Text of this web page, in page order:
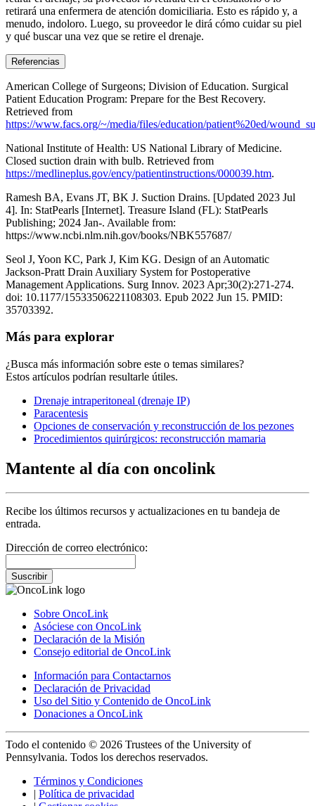
retirará una enfermera de atención domiciliaria. Esto es rápido y, a
menudo, indoloro. Luego, su proveedor le dirá cómo cuidar su piel
y qué buscar una vez que se retire el drenaje.
Referencias
American College of Surgeons; Division of Education. Surgical
Patient Education Program: Prepare for the Best Recovery.
Retrieved from
https://www.facs.org/~/media/files/education/patient%20ed/
National Institute of Health: US National Library of Medicine.
Closed suction drain with bulb. Retrieved from
https://medlineplus.gov/ency/patientinstructions/000039.htm.
Ramesh BA, Evans JT, BK J. Suction Drains. [Updated 2023 Jul
4]. In: StatPearls [Internet]. Treasure Island (FL): StatPearls
Publishing; 2024 Jan-. Available from:
https://www.ncbi.nlm.nih.gov/books/NBK557687/
Seol J, Yoon KC, Park J, Kim KG. Design of an Automatic
Jackson-Pratt Drain Auxiliary System for Postoperative
Management Applications. Surg Innov. 2023 Apr;30(2):271-274.
doi: 10.1177/15533506221108303. Epub 2022 Jun 15. PMID:
35703392.
Más para explorar
¿Busca más información sobre este o temas similares?
Estos artículos podrían resultarle útiles.
Drenaje intraperitoneal (drenaje IP)
Paracentesis
Opciones de conservación y reconstrucción de los pezones
Procedimientos quirúrgicos: reconstrucción mamaria
Mantente al día con oncolink
Recibe los últimos recursos y actualizaciones en tu bandeja de
entrada.
Dirección de correo electrónico:
Suscribir
Sobre OncoLink
Asóciese con OncoLink
Declaración de la Misión
Consejo editorial de OncoLink
Información para Contactarnos
Declaración de Privacidad
Uso del Sitio y Contenido de OncoLink
Donaciones a OncoLink
Todo el contenido © 2026 Trustees of the University of
Pennsylvania. Todos los derechos reservados.
Términos y Condiciones
| Política de privacidad